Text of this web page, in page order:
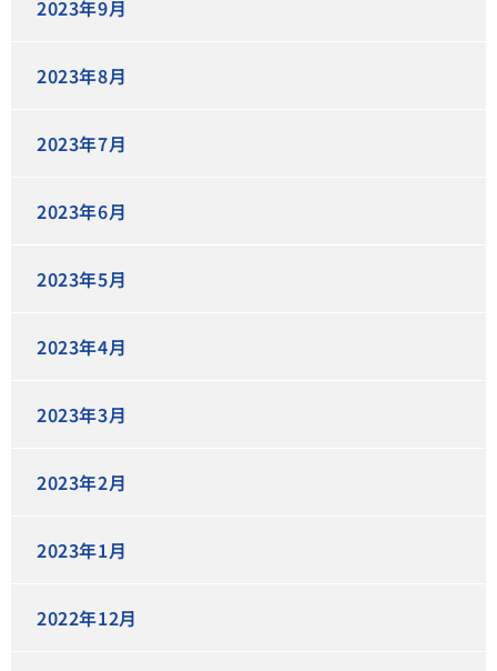
2023年9月
2023年8月
2023年7月
2023年6月
2023年5月
2023年4月
2023年3月
2023年2月
2023年1月
2022年12月